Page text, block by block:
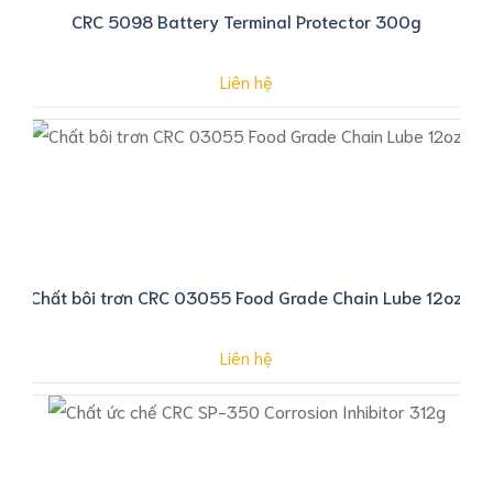
CRC 5098 Battery Terminal Protector 300g
Liên hệ
Chất bôi trơn CRC 03055 Food Grade Chain Lube 12oz
Liên hệ